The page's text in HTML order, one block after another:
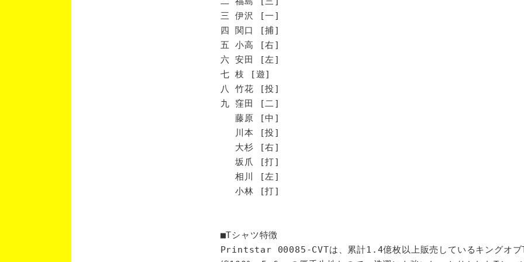
三 伊沢 [一]
四 関口 [捕]
五 小高 [右]
六 安田 [左]
七 枝 [遊]
八 竹花 [投]
九 窪田 [二]
藤原 [中]
川本 [投]
大杉 [右]
坂爪 [打]
相川 [左]
小林 [打]
■Tシャツ特徴
Printstar 00085-CVTは、累計1.4億枚以上販売しているキングオブT